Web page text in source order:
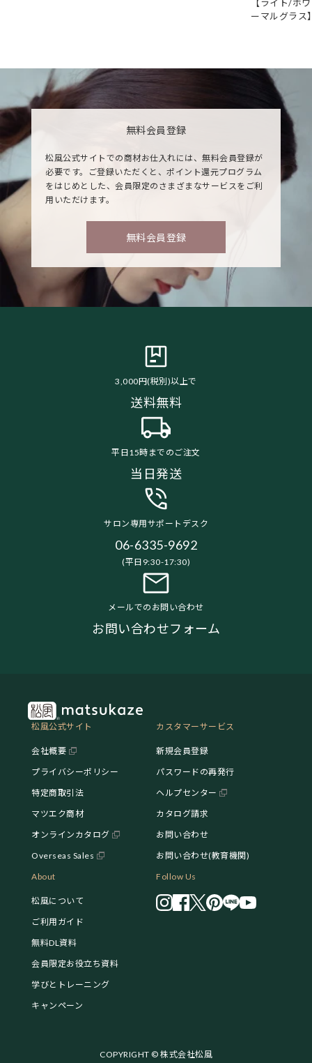
【ライト/ホ
ーマルグラス
無料会員登録
松風公式サイトでの商材お仕入れには、無料会員登録が
必要です。ご登録いただくと、ポイント還元プログラム
をはじめとした、会員限定のさまざまなサービスをご利
用いただけます。
無料会員登録
3,000円(税別)以上で
送料無料
平日15時までのご注文
当日発送
サロン専用サポートデスク
06-6335-9692
(平日9:30-17:30)
メールでのお問い合わせ
お問い合わせフォーム
松風公式サイト
会社概要
プライバシーポリシー
特定商取引法
マツエク商材
オンラインカタログ
Overseas Sales
カスタマーサービス
新規会員登録
パスワードの再発行
ヘルプセンター
カタログ請求
お問い合わせ
お問い合わせ(教育機関)
About
松風について
ご利用ガイド
無料DL資料
会員限定お役立ち資料
学びとトレーニング
キャンペーン
Follow Us
COPYRIGHT © 株式会社松風